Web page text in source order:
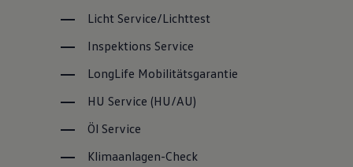
Licht Service/Lichttest
Inspektions Service
LongLife Mobilitätsgarantie
HU Service (HU/AU)
Öl Service
Klimaanlagen-Check